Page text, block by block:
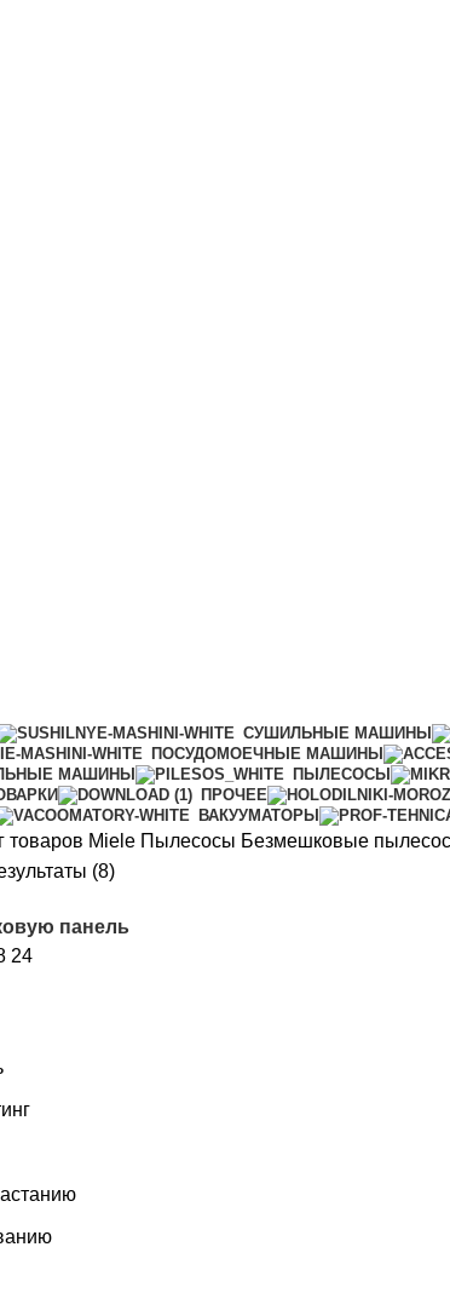
СУШИЛЬНЫЕ МАШИНЫ
ПОСУДОМОЕЧНЫЕ МАШИНЫ
МАШИНЫ ПЫЛЕСОСЫ
ПРОЧЕЕ
ВАКУУМАТОРЫ
товаров Miele Пылесосы Безмешковые
(8)Цены:
возрастанию
панель
24